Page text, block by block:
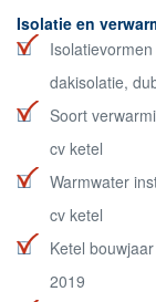
Isolatie en
Isolatievormen
dakisolatie,
Soort
cv ketel
Warmwater
cv ketel
Ketel bouwjaar
2019